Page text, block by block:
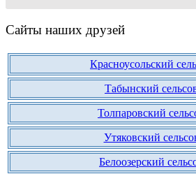
Сайты наших друзей
Красноусольский
Табынский
Толпаровский
Утяковский
Белоозерский